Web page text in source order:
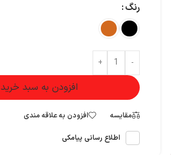
رنگ
-
+
افزودن به سبد خرید
مقایسه افزودن به علاقه مندی
اطلاع رسانی پیامکی